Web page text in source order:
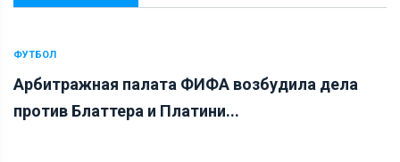
ФУТБОЛ
Арбитражная палата ФИФА возбудила дела
против Блаттера и Платини...